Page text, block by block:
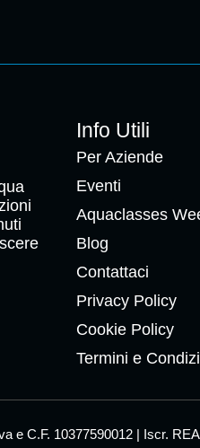
Info Utili
Per Aziende
Eventi
Aquaclasses
Blog
Contattaci
Privacy Policy
Cookie Policy
Termini e
e C.F. 10377590012 | Iscr.